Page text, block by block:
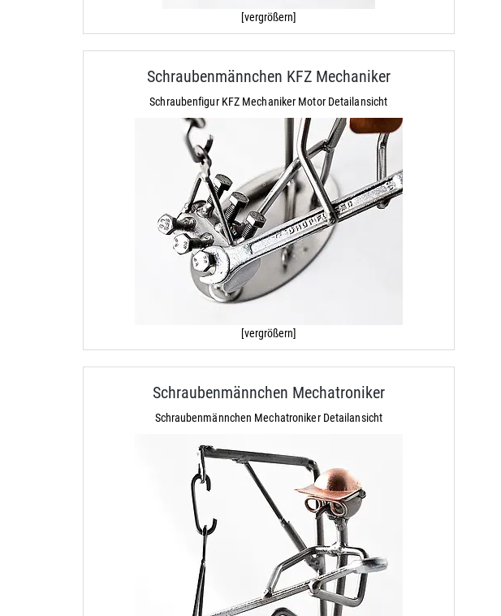
[vergrößern]
Schraubenmännchen KFZ Mechaniker
Schraubenfigur KFZ Mechaniker Motor Detailansicht
[vergrößern]
Schraubenmännchen Mechatroniker
Schraubenmännchen Mechatroniker Detailansicht